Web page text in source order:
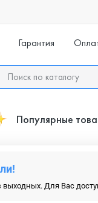
Гарантия
Популярные
выходных. Для Вас